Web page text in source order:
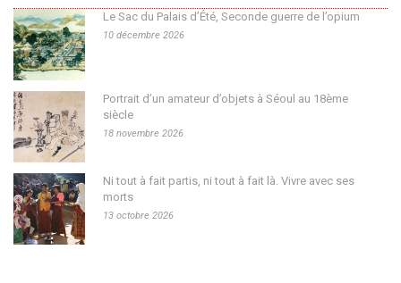
Le Sac du Palais d’Été, Seconde guerre de l’opium
10 décembre 2026
Portrait d’un amateur d’objets à Séoul au 18ème
siècle
18 novembre 2026
Ni tout à fait partis, ni tout à fait là. Vivre avec ses
morts
13 octobre 2026